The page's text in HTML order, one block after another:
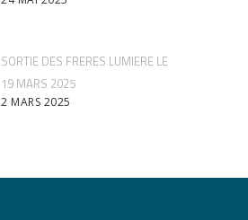
SORTIE DES FRERES LUMIERE LE
19 MARS 2025
2 MARS 2025